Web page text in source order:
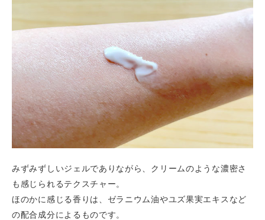
みずみずしいジェルでありながら、クリームのような濃密さ
も感じられるテクスチャー。
ほのかに感じる香りは、ゼラニウム油やユズ果実エキスなど
の配合成分によるものです。